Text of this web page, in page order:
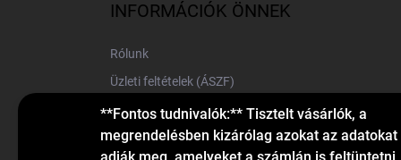
**Fontos tudnivalók:** Tisztelt vásárlók, a
megrendelésben kizárólag azokat az adatokat
INFORMÁCIÓK ÖNNEK
Rólunk
Üzleti feltételek (ÁSZF)
Elérhetőségek
Blog